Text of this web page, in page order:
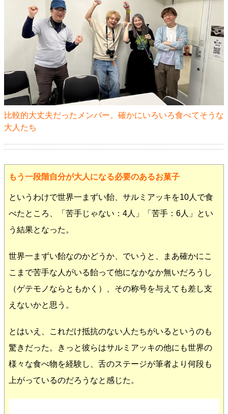
比較的大丈夫だったメンバー。確かにいろいろ食べてそうな
大人たち
もう一段階自分が大人になる必要のあるお菓子
というわけで世界一まずい飴、サルミアッキを10人で食
べたところ、「苦手じゃない：4人」「苦手：6人」とい
う結果となった。
世界一まずい飴なのかどうか、でいうと、まあ確かにこ
こまで苦手な人がいる飴って他になかなか無いだろうし
（ゲテモノならともかく）、その称号を与えても差し支
えないかと思う。
とはいえ、これだけ抵抗のない人たちがいるというのも
驚きだった。きっと彼らはサルミアッキの他にも世界の
様々な食べ物を経験し、舌のステージが筆者より何段も
上がっているのだろうなと感じた。